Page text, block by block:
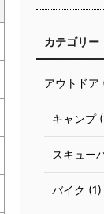
カテゴリー
アウトドア
キャンプ
スキュー
バイク (1)